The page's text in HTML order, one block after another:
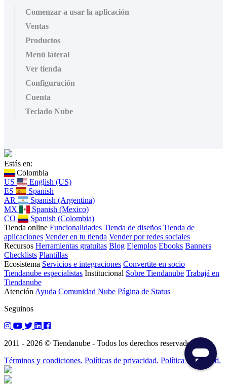
Comenzar a usar la aplicación
Ventas
Productos
Menú lateral
Ver tienda
Configuración
Cuenta
Teclado Nube
Estás en:
Colombia
US
English (US)
ES
Spanish
AR
Spanish (Argentina)
MX
Spanish (Mexico)
CO
Spanish (Colombia)
Tienda online Funcionalidades Tienda de diseños Tienda de
aplicaciones Vender en tu tienda Vender por redes sociales
Recursos Herramientas gratuitas Blog Ejemplos Ebooks Banners
Checklists Plantillas
Ecosistema Servicios e integraciones Convertite en socio
Tiendanube especialistas Institucional Sobre Tiendanube Trabajá en
Tiendanube
Atención Ayuda Comunidad Nube Página de Status
Seguinos
2011 - 2026 © Tiendanube - Todos los derechos reservados.
Términos y condiciones. Políticas de privacidad. Política de calidad.